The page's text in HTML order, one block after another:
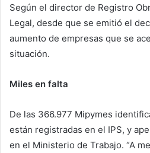
Según el director de Registro
Legal, desde que se emitió el
aumento de empresas que se
situación.
Miles en falta
De las 366.977 Mipymes
están registradas en el IPS, y
en el Ministerio de Trabajo. “A